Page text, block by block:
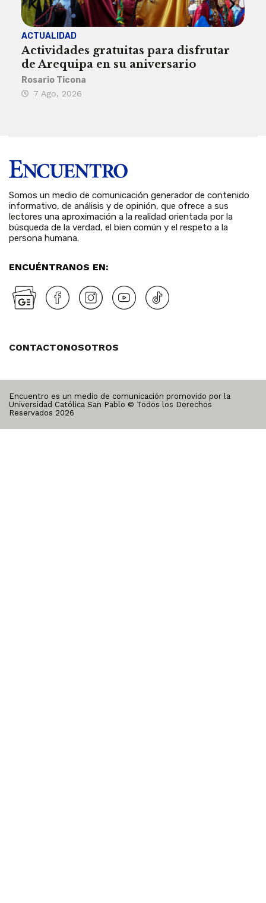
ACTUALIDAD
Actividades gratuitas para disfrutar
de Arequipa en su aniversario
Rosario Ticona
7 Ago, 2026
Somos un medio de comunicación generador de contenido
informativo, de análisis y de opinión, que ofrece a sus
lectores una aproximación a la realidad orientada por la
búsqueda de la verdad, el bien común y el respeto a la
persona humana.
ENCUÉNTRANOS EN:
CONTACTONOSOTROS
Encuentro es un medio de comunicación promovido por la
Universidad Católica San Pablo © Todos los Derechos
Reservados 2026